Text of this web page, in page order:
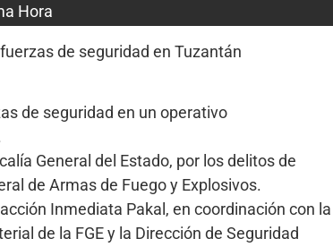
Hora
de seguridad en Tuzantán
de seguridad en un operativo
General del Estado, por los delitos de
de Armas de Fuego y Explosivos.
Inmediata Pakal, en coordinación con la
de la FGE y la Dirección de Seguridad